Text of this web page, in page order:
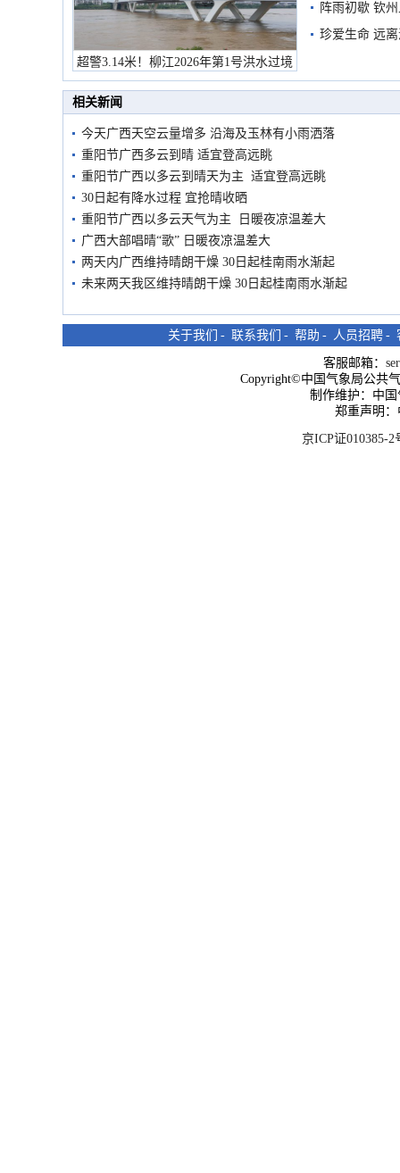
超警3.14米！柳江2026年第1号洪水过境
市民在堤岸见证汛况
阵雨初歇 钦
珍爱生命 远
相关新闻
今天广西天空云量增多 沿海及玉林有小雨洒落
重阳节广西多云到晴 适宜登高远眺
重阳节广西以多云到晴天为主 适宜登高远眺
30日起有降水过程 宜抢晴收晒
重阳节广西以多云天气为主 日暖夜凉温差大
广西大部唱晴“歌” 日暖夜凉温差大
两天内广西维持晴朗干燥 30日起桂南雨水渐起
未来两天我区维持晴朗干燥 30日起桂南雨水渐起
关于我们 - 联系我们 - 帮助 - 人员招聘 -
客服邮箱：
Copyright©中国气象局公共
制作维护：中
郑重声明
京ICP证010385-2